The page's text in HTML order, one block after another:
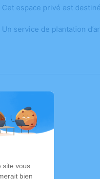
Cet espace privé est
Un service de plantation